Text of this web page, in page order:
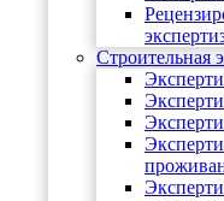
Строительная